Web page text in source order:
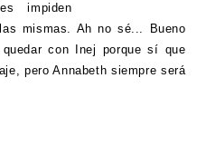
impiden
mismas. Ah no sé... Bueno
con Inej porque sí que
pero Annabeth siempre será